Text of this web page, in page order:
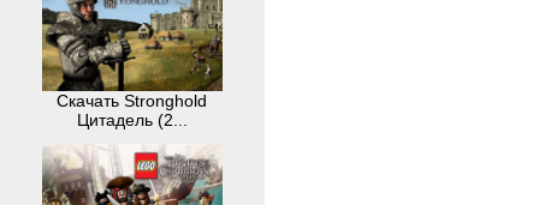
Скачать Stronghold
Цитадель (2...